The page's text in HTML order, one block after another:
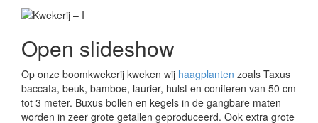
Open slideshow
Op onze boomkwekerij kweken wij haagplanten zoals Taxus
baccata, beuk, bamboe, laurier, hulst en coniferen van 50 cm
tot 3 meter. Buxus bollen en kegels in de gangbare maten
worden in zeer grote getallen geproduceerd. Ook extra grote